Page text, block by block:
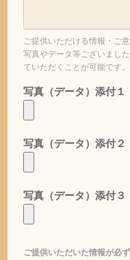
ご提供いただける情報・ご
写真やデータ等ございまし
ていただくことが可能です
写真（データ）添付１
写真（データ）添付２
写真（データ）添付３
ご提供いただいた情報が必